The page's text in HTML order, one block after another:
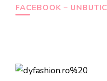
FACEBOOK – UNBUTIC